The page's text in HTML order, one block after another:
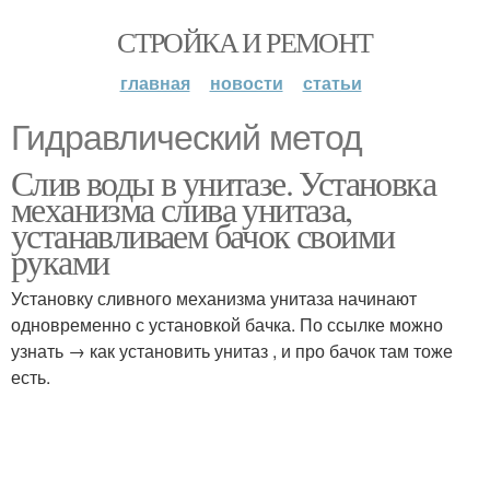
СТРОЙКА И РЕМОНТ
главная новости статьи
Гидравлический метод
Слив воды в унитазе. Установка
механизма слива унитаза,
устанавливаем бачок своими
руками
Установку сливного механизма унитаза начинают
одновременно с установкой бачка. По ссылке можно
узнать → как установить унитаз , и про бачок там тоже
есть.